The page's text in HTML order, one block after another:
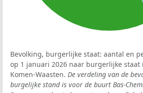
Bevolking, burgerlijke staat: aantal en
op 1 januari 2026 naar burgerlijke staat
Komen-Waasten. De verdeling van de
burgelijke stand is voor de buurt Bas-